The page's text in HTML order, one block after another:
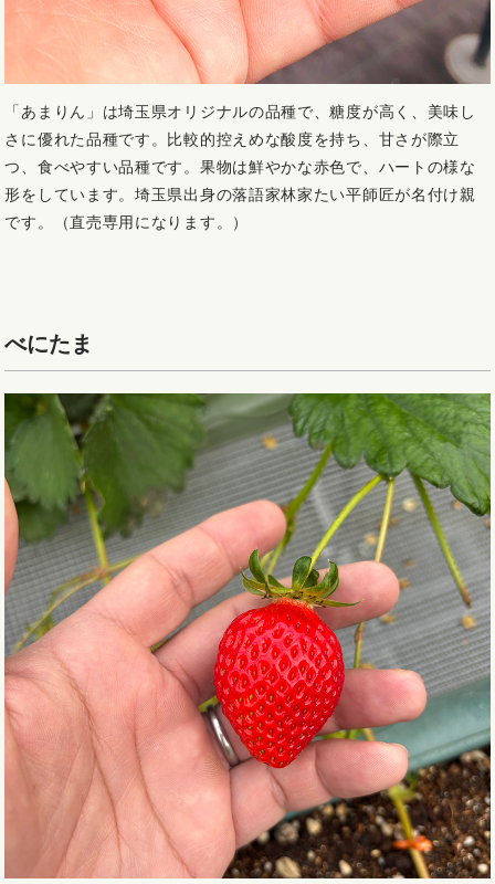
「あまりん」は埼玉県オリジナルの品種で、糖度が高く、美味し
さに優れた品種です。比較的控えめな酸度を持ち、甘さが際立
つ、食べやすい品種です。 果物は鮮やかな赤色で、ハートの様な
形をしています。埼玉県出身の落語家林家たい平師匠が名付け親
です。（直売専用になります。）
べにたま